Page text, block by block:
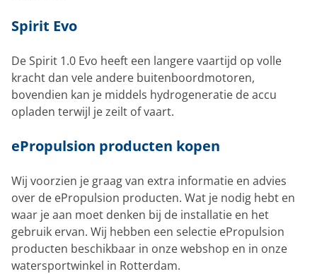
Spirit Evo
De Spirit 1.0 Evo heeft een langere vaartijd op volle
kracht dan vele andere buitenboordmotoren,
bovendien kan je middels hydrogeneratie de accu
opladen terwijl je zeilt of vaart.
ePropulsion producten kopen
Wij voorzien je graag van extra informatie en advies
over de ePropulsion producten. Wat je nodig hebt en
waar je aan moet denken bij de installatie en het
gebruik ervan. Wij hebben een selectie ePropulsion
producten beschikbaar in onze webshop en in onze
watersportwinkel in Rotterdam.